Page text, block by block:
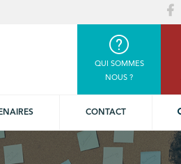
QUI SOMMES
NOUS ?
CONTACT